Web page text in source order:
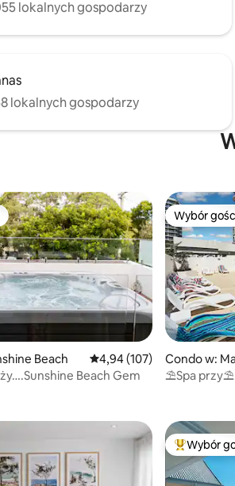
lokalnych gospodarzy
lokalnych gospodarzy
Beach Średnia ocena: 4,94 na 5,
4,94 (107)
Beach Gem
Wybór
Wybór
Condo w:
⛱Spa przy⛱
Wybór